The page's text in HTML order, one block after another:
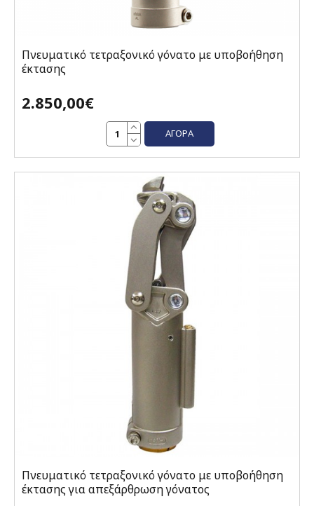
Πνευματικό τετραξονικό γόνατο με υποβοήθηση
έκτασης
2.850,00€
ΑΓΟΡΆ
Πνευματικό τετραξονικό γόνατο με υποβοήθηση
έκτασης για απεξάρθρωση γόνατος